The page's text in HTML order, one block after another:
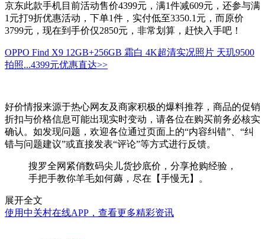
京东此款手机目前活动售价4399元，满1件减609元，还参与满
1元打9折优惠活动，下单1件，实付低至3350.1元，而原价
3799元，现在到手价仅2850元，非常划算，赶快入手吧！
OPPO Find X9 12GB+256GB 霜白 4K超清实况照片 天玑9500
拍照...4399元优惠直达>>
好价情报来源于热心网友及商家积极的爆料推荐，商品的促销
折扣与价格信息可能出现实时变动，请各位在购买前务必核实
确认。如发现问题，欢迎各位通过页面上的“内容纠错”、“纠
错与问题建议”或直接发表“评论”等方式进行反馈。
搜罗全网紧俏数码尖儿货抄底价，分享抢购经验，
手把手教你羊毛如何薅，尽在【手慢无】。
展开全文
使用中关村在线APP，查看更多精彩资讯